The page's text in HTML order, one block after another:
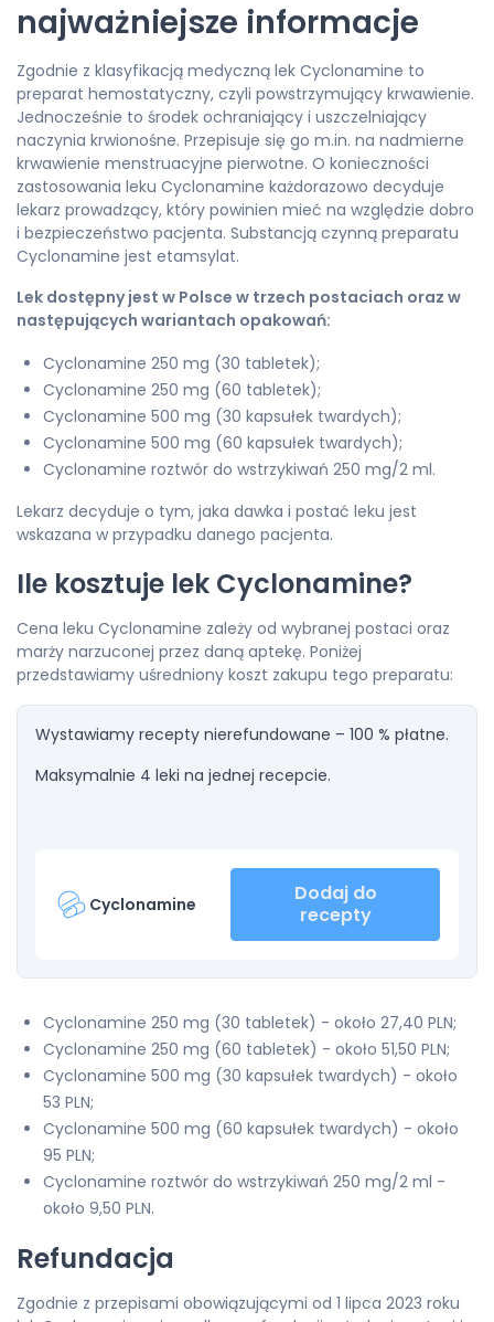
najważniejsze informacje
Zgodnie z klasyfikacją medyczną lek Cyclonamine to
preparat hemostatyczny, czyli powstrzymujący krwawienie.
Jednocześnie to środek ochraniający i uszczelniający
naczynia krwionośne. Przepisuje się go m.in. na nadmierne
krwawienie menstruacyjne pierwotne. O konieczności
zastosowania leku Cyclonamine każdorazowo decyduje
lekarz prowadzący, który powinien mieć na względzie dobro
i bezpieczeństwo pacjenta. Substancją czynną preparatu
Cyclonamine jest etamsylat.
Lek dostępny jest w Polsce w trzech postaciach oraz w
następujących wariantach opakowań:
Cyclonamine 250 mg (30 tabletek);
Cyclonamine 250 mg (60 tabletek);
Cyclonamine 500 mg (30 kapsułek twardych);
Cyclonamine 500 mg (60 kapsułek twardych);
Cyclonamine roztwór do wstrzykiwań 250 mg/2 ml.
Lekarz decyduje o tym, jaka dawka i postać leku jest
wskazana w przypadku danego pacjenta.
Ile kosztuje lek Cyclonamine?
Cena leku Cyclonamine zależy od wybranej postaci oraz
marży narzuconej przez daną aptekę. Poniżej
przedstawiamy uśredniony koszt zakupu tego preparatu:
Wystawiamy recepty nierefundowane – 100 % płatne.
Maksymalnie 4 leki na jednej recepcie.
Cyclonamine
Dodaj do
recepty
Cyclonamine 250 mg (30 tabletek) - około 27,40 PLN;
Cyclonamine 250 mg (60 tabletek) - około 51,50 PLN;
Cyclonamine 500 mg (30 kapsułek twardych) - około
53 PLN;
Cyclonamine 500 mg (60 kapsułek twardych) - około
95 PLN;
Cyclonamine roztwór do wstrzykiwań 250 mg/2 ml -
około 9,50 PLN.
Refundacja
Zgodnie z przepisami obowiązującymi od 1 lipca 2023 roku